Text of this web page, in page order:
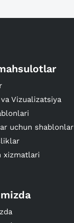
Vizualizatsiya
uchun shablonlar
xizmatlari